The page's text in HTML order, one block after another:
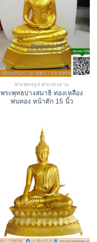
พระพุทธรูป พระประธาน
พระพุทธปางสมาธิ ทองเหลือง
พ่นทอง หน้าตัก 15 นิ้ว